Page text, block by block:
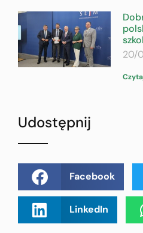
20/
Udostępnij
Facebook
LinkedIn